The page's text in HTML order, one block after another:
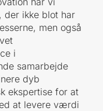
der ikke blot har
men også
i
samarbejde
dyb
ekspertise for at
at levere værdi